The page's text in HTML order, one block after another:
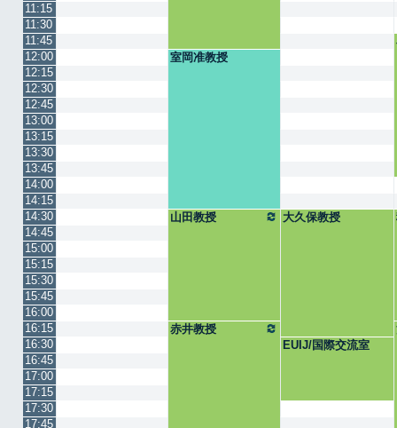
11:15
11:30
11:45
12:00
室岡准教授
12:15
12:30
12:45
13:00
13:15
13:30
13:45
14:00
14:15
14:30
山田教授 大久保教授
14:45
15:00
15:15
15:30
15:45
16:00
16:15
赤井教授
16:30
EUIJ/国際交流室
16:45
17:00
17:15
17:30
17:45